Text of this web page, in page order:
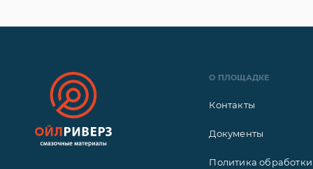
О ПЛОЩАДКЕ
Контакты
Документы
Политика обработки